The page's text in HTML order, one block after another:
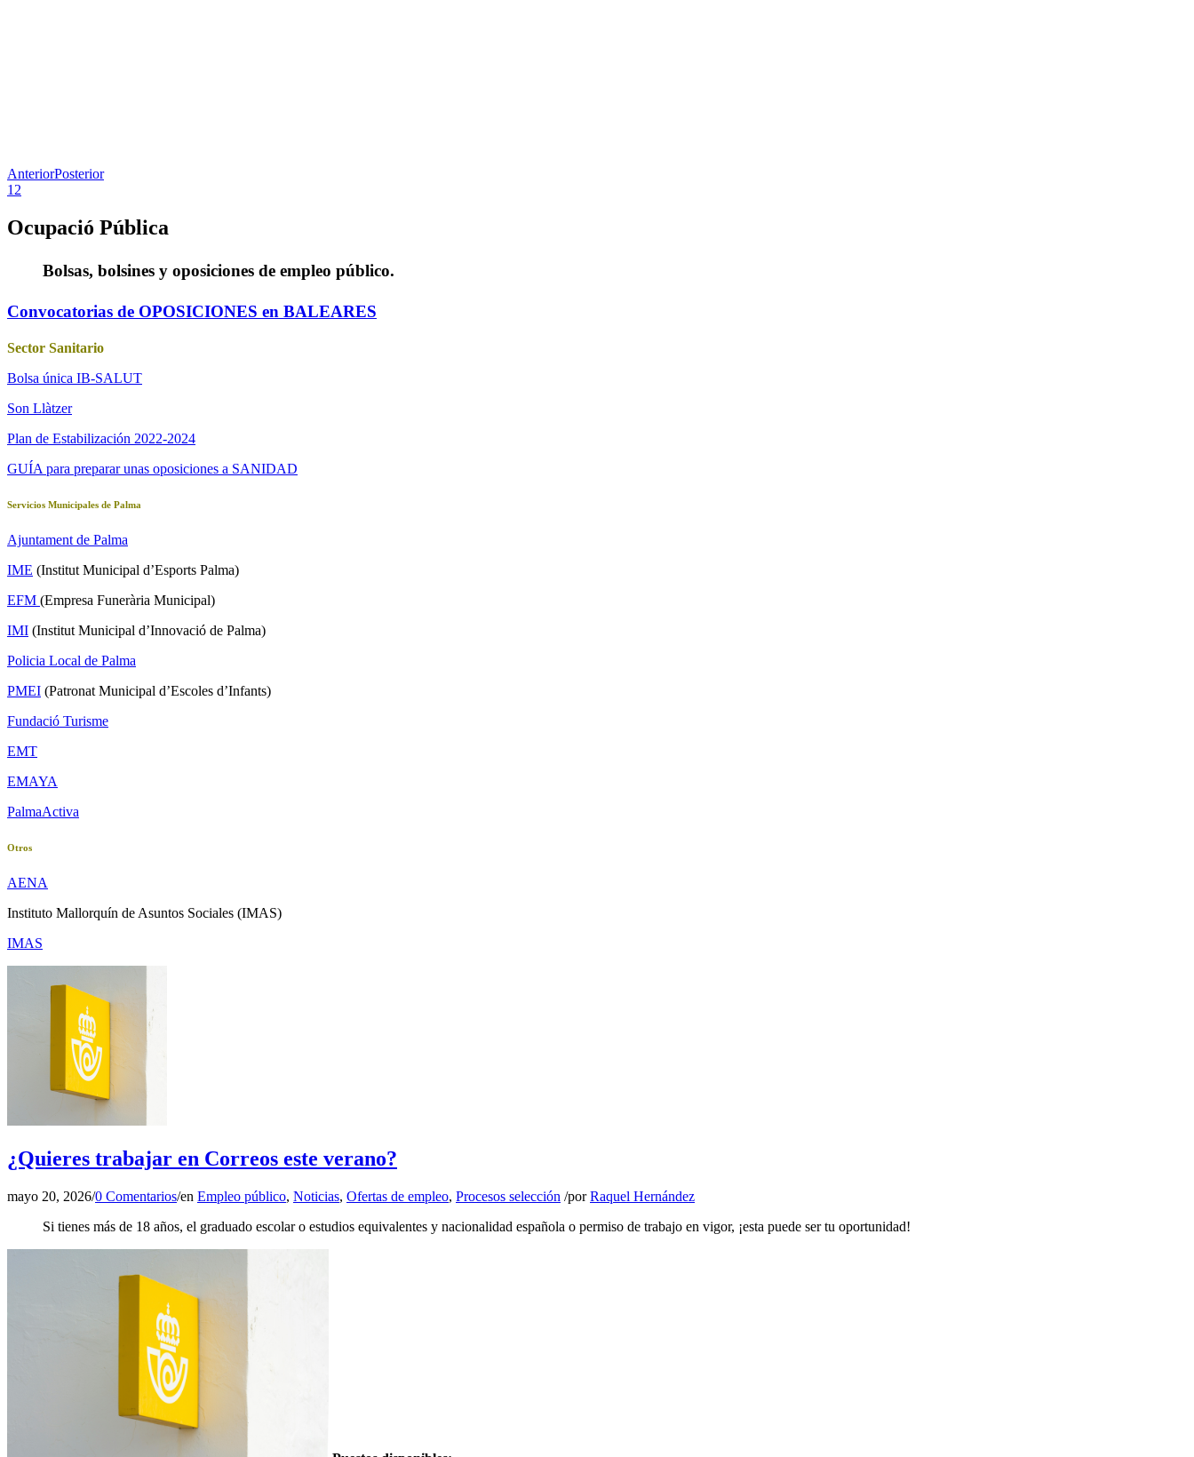
AnteriorPosterior
1 2
Ocupació Pública
Bolsas, bolsines y oposiciones de empleo público.
Convocatorias de OPOSICIONES en BALEARES
Sector Sanitario
Bolsa única IB-SALUT
Son Llàtzer
Plan de Estabilización 2022-2024
GUÍA para preparar unas oposiciones a SANIDAD
Servicios Municipales de Palma
Ajuntament de Palma
IME (Institut Municipal d’Esports Palma)
EFM (Empresa Funerària Municipal)
IMI (Institut Municipal d’Innovació de Palma)
Policia Local de Palma
PMEI (Patronat Municipal d’Escoles d’Infants)
Fundació Turisme
EMT
EMAYA
PalmaActiva
Otros
AENA
Instituto Mallorquín de Asuntos Sociales (IMAS)
IMAS
¿Quieres trabajar en Correos este verano?
mayo 20, 2026/0 Comentarios/en Empleo público, Noticias, Ofertas de empleo, Procesos selección /porRaquel Hernández
Si tienes más de 18 años, el graduado escolar o estudios equivalentes y nacionalidad española o permiso de trabajo en vigor, ¡esta puede ser tu oportunidad!